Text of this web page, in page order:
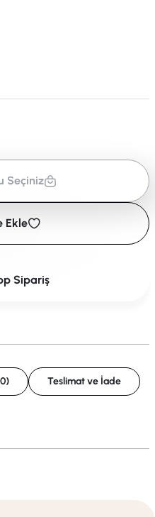
Seçiniz
Ekle
Sipariş
(0) Teslimat ve İade